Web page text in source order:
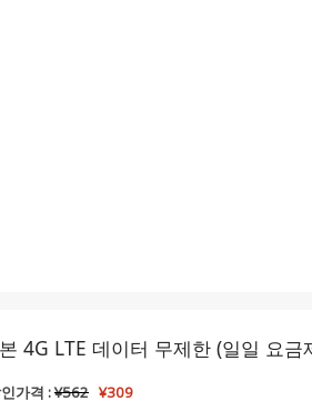
4G LTE 데이터 무제한 (일일 요금
가격 :¥562 ¥309